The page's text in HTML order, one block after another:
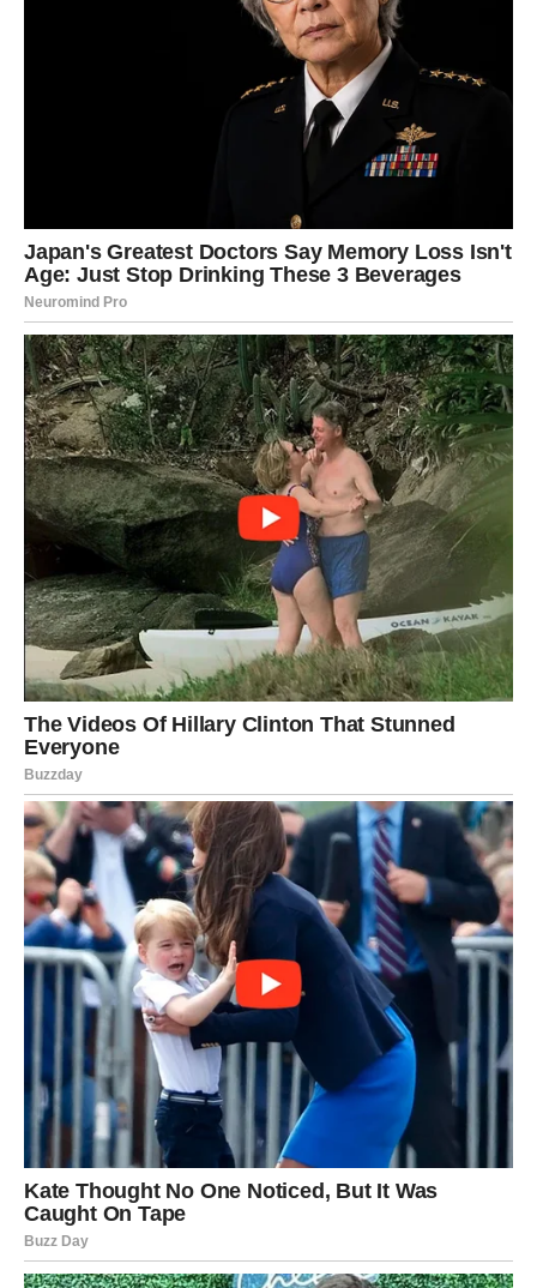
Jedna osoba konačno priznaje ono što je dugo skrivala.
Srce ponovo osjeća stare leptiriće
ŠKORPIJA
Pred vama je veoma snažan susret sa osobom koja je
ostavila veliki trag u vašem životu.
Emocije koje ste pokušavali sakriti sada izlaze na
površinu.
Privlačnost nikada nije nestala
Pred vama su veoma intenzivni trenuci.
STRIJELAC
Neočekivana poruka ili susret mogli bi vam potpuno
promijeniti pogled na prošlost.
Jedna osoba sada želi popraviti ono što je nekada
izgubila.
Ljubav se vraća onda kada je najmanje
očekujete
Pred vama su veoma zanimljivi trenuci.
JARAC
Jarčevi konačno dobijaju iskreno priznanje emocija od
osobe iz prošlosti.
Poslije mnogo tišine dolazi razgovor koji može
promijeniti mnogo toga.